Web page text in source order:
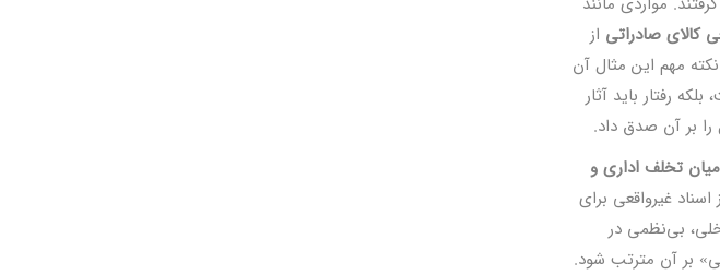
کالای صادراتی از
مهم این مثال آن
رفتار باید آثار
را بر آن صدق داد.
تخلف اداری و
غیرواقعی برای
بی‌نظمی در
بر آن مترتب شود.